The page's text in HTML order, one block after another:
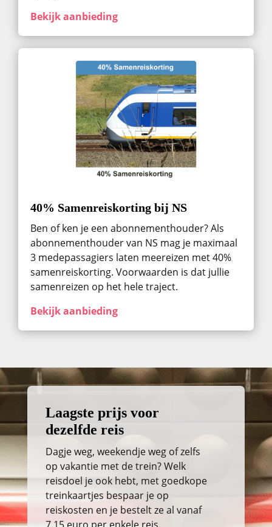
Bekijk aanbieding
40% Samenreiskorting bij NS
Ben of ken je een abonnementhouder? Als
abonnementhouder van NS mag je maximaal
3 medepassagiers laten meereizen met 40%
samenreiskorting. Voorwaarden is dat jullie
samenreizen op het hele traject.
Bekijk aanbieding
Laagste prijs voor
dezelfde reis
Dagje weg, weekendje weg of zelfs
op vakantie met de trein? Welk
reisdoel je ook hebt, met goedkope
treinkaartjes bespaar je op
reiskosten en je bestelt ze al vanaf